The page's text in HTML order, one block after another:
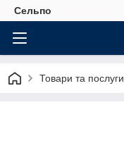
Сельпо
Товари та послуги